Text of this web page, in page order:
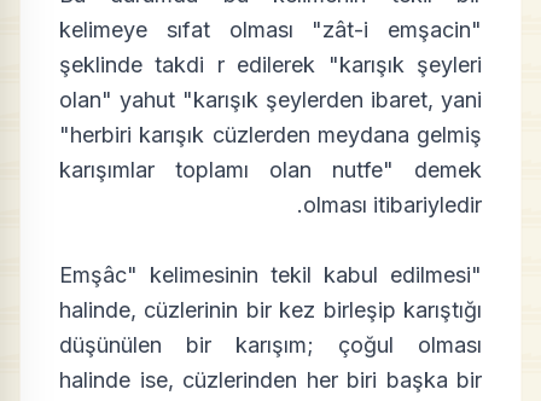
kelimeye sıfat olması "zât-i emşacin"
şeklinde takdi r edilerek "karışık şeyleri
olan" yahut "karışık şeylerden ibaret, yani
"herbiri karışık cüzlerden meydana gelmiş
karışımlar toplamı olan nutfe" demek
olması itibariyledir.
"Emşâc" kelimesinin tekil kabul edilmesi
halinde, cüzlerinin bir kez birleşip karıştığı
düşünülen bir karışım; çoğul olması
halinde ise, cüzlerinden her biri başka bir